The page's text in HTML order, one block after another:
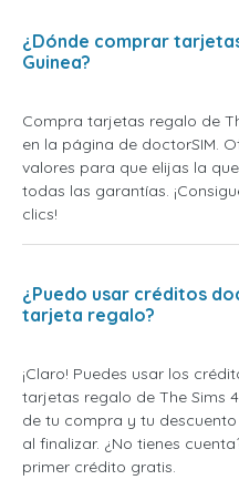
¿Dónde comprar
Guinea?
Compra tarjetas regalo de
en la página de doctorSIM.
valores para que elijas la
todas las garantías.
clics!
¿Puedo usar créditos
tarjeta regalo?
¡Claro! Puedes usar los
tarjetas regalo de The Sims
de tu compra y tu
al finalizar. ¿No tienes
primer crédito gratis.